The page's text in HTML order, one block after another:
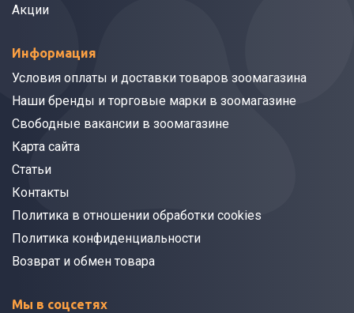
Акции
Информация
Условия оплаты и доставки товаров зоомагазина
Наши бренды и торговые марки в зоомагазине
Свободные вакансии в зоомагазине
Карта сайта
Статьи
Контакты
Политика в отношении обработки cookies
Политика конфиденциальности
Возврат и обмен товара
Мы в соцсетях